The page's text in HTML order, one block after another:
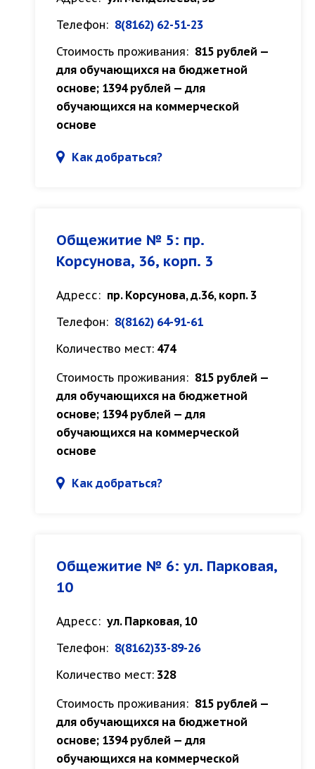
Телефон: 8(8162) 62-51-23
Стоимость проживания: 815 рублей —
для обучающихся на бюджетной
основе; 1394 рублей — для
обучающихся на коммерческой
основе
Как добраться?
Общежитие № 5: пр.
Корсунова, 36, корп. 3
Адресс: пр. Корсунова, д.36, корп. 3
Телефон: 8(8162) 64-91-61
Количество мест: 474
Стоимость проживания: 815 рублей —
для обучающихся на бюджетной
основе; 1394 рублей — для
обучающихся на коммерческой
основе
Как добраться?
Общежитие № 6: ул. Парковая,
10
Адресс: ул. Парковая, 10
Телефон: 8(8162)33-89-26
Количество мест: 328
Стоимость проживания: 815 рублей —
для обучающихся на бюджетной
основе; 1394 рублей — для
обучающихся на коммерческой